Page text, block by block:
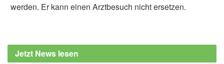
werden. Er kann einen Arztbesuch nicht ersetzen.
Jetzt News lesen